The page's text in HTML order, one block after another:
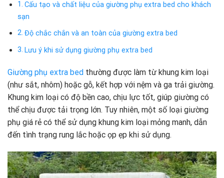
Cấu tạo và chất liệu của giường phụ extra bed cho khách
sạn
Độ chắc chắn và an toàn của giường extra bed
Lưu ý khi sử dụng giường phụ extra bed
Giường phụ extra bed thường được làm từ khung kim loại
(như sắt, nhôm) hoặc gỗ, kết hợp với nệm và ga trải giường.
Khung kim loại có độ bền cao, chịu lực tốt, giúp giường có
thể chịu được tải trọng lớn. Tuy nhiên, một số loại giường
phụ giá rẻ có thể sử dụng khung kim loại mỏng manh, dẫn
đến tình trạng rung lắc hoặc ọp ẹp khi sử dụng.